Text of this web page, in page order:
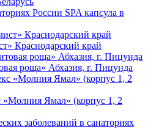
SPA капсула в
Краснодарский край
роща» Абхазия, г. Пицунда
Ямал» (корпус 1, 2